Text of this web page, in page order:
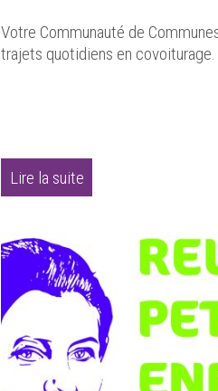
Votre Communauté de
trajets quotidiens en covoiturage.
Lire la suite